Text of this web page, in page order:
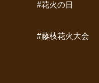
#花火の日
#藤枝花火大会